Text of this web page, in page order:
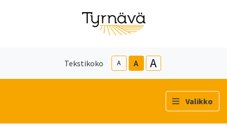
Tekstikoko A A A
Valikko